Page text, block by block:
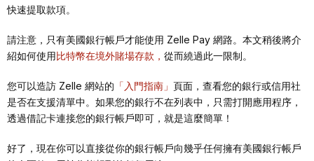
快速提取款項。
請注意，只有美國銀行帳戶才能使用 Zelle Pay 網路。本文稍後將介
紹如何使用比特幣在境外賭場存款， 從而繞過此一限制。
您可以造訪 Zelle 網站的 「入門指南」 頁面，查看您的銀行或信用社
是否在支援清單中。如果您的銀行不在列表中，只需打開應用程序，
透過借記卡連接您的銀行帳戶即可，就是這麼簡單！
好了，現在你可以直接從你的銀行帳戶向幾乎任何擁有美國銀行帳戶